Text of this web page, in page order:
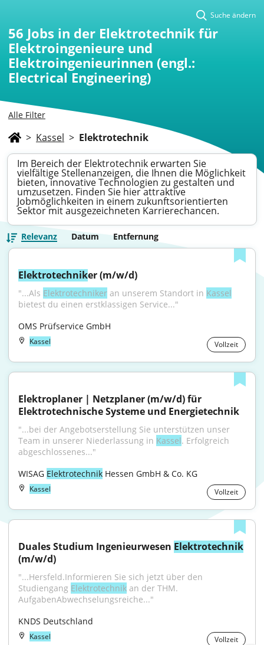
Alle Filter
Suche ändern
56 Jobs in der Elektrotechnik für
Elektroingenieure und
Elektroingenieurinnen (engl.:
Electrical Engineering)
> Kassel > Elektrotechnik
Im Bereich der Elektrotechnik erwarten Sie
vielfältige Stellenanzeigen, die Ihnen die Möglichkeit
bieten, innovative Technologien zu gestalten und
umzusetzen. Finden Sie hier attraktive
Jobmöglichkeiten in einem zukunftsorientierten
Sektor mit ausgezeichneten Karrierechancen.
Relevanz Datum Entfernung
Elektrotechniker (m/w/d)
"...Als Elektrotechniker an unserem Standort in Kassel
bietest du einen erstklassigen Service..."
OMS Prüfservice GmbH
Kassel Vollzeit
Elektroplaner | Netzplaner (m/w/d) für
Elektrotechnische Systeme und Energietechnik
"...bei der Angebotserstellung Sie unterstützen unser
Team in unserer Niederlassung in Kassel. Erfolgreich
abgeschlossenes..."
WISAG Elektrotechnik Hessen GmbH & Co. KG
Kassel Vollzeit
Duales Studium Ingenieurwesen Elektrotechnik
(m/w/d)
"...Hersfeld.Informieren Sie sich jetzt über den
Studiengang Elektrotechnik an der THM.
AufgabenAbwechselungsreiche..."
KNDS Deutschland
Kassel Vollzeit